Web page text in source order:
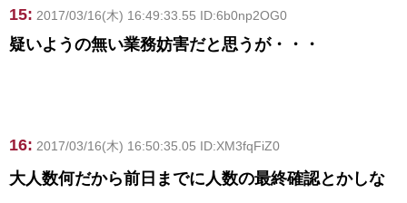
15: 2017/03/16(木) 16:49:33.55 ID:6b0np2OG0
疑いようの無い業務妨害だと思うが・・・
16: 2017/03/16(木) 16:50:35.05 ID:XM3fqFiZ0
大人数何だから前日までに人数の最終確認とかしな